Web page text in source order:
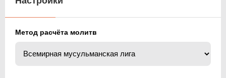
Метод расчёта молитв